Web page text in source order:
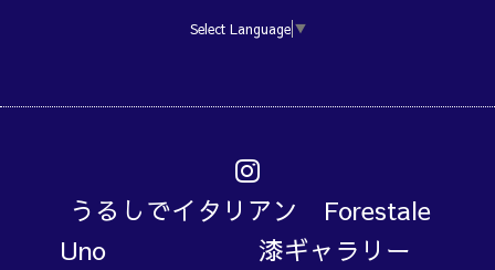
Select Language ▼
うるしでイタリアン Forestale
Uno 漆ギャラリー